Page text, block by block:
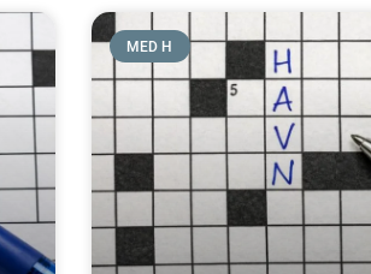
MED H